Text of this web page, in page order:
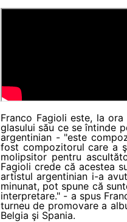
Franco Fagioli este, la
glasului său ce se întinde
argentinian - "este
fost compozitorul care a
molipsitor pentru
Fagioli crede că acestea
artistul argentinian i-a
minunat, pot spune că
interpretare." - a spus
turneu de promovare a
Belgia şi Spania.